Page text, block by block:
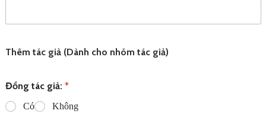
Thêm tác giả (Dành cho nhóm tác giả)
Đồng tác giả: *
Có Không